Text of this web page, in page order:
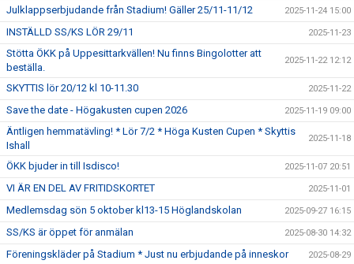
Julklappserbjudande från Stadium! Gäller 25/11-11/12 2025-11-24 15:00
INSTÄLLD SS/KS LÖR 29/11 2025-11-23
Stötta ÖKK på Uppesittarkvällen! Nu finns Bingolotter att
beställa.
2025-11-22 12:12
SKYTTIS lör 20/12 kl 10-11.30 2025-11-22
Save the date - Högakusten cupen 2026 2025-11-19 09:00
Äntligen hemmatävling! * Lör 7/2 * Höga Kusten Cupen * Skyttis
Ishall
2025-11-18
ÖKK bjuder in till Isdisco! 2025-11-07 20:51
VI ÄR EN DEL AV FRITIDSKORTET 2025-11-01
Medlemsdag sön 5 oktober kl13-15 Höglandskolan 2025-09-27 16:15
SS/KS är öppet för anmälan 2025-08-30 14:32
Föreningskläder på Stadium * Just nu erbjudande på inneskor 2025-08-29